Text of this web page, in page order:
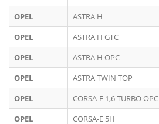
OPEL
ASTRA H
OPEL
ASTRA H GTC
OPEL
ASTRA H OPC
OPEL
ASTRA TWIN TOP
OPEL
CORSA-E 1,6 TURBO OPC
OPEL
CORSA-E 5H